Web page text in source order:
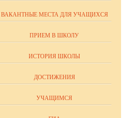
ВАКАНТНЫЕ МЕСТА ДЛЯ УЧАЩИХСЯ
ПРИЕМ В ШКОЛУ
ИСТОРИЯ ШКОЛЫ
ДОСТИЖЕНИЯ
УЧАЩИМСЯ